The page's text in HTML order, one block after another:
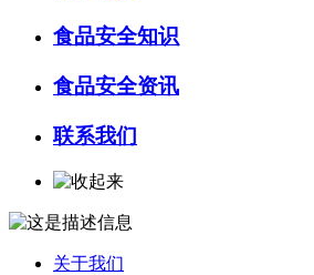
食品安全知识
食品安全资讯
联系我们
关于我们